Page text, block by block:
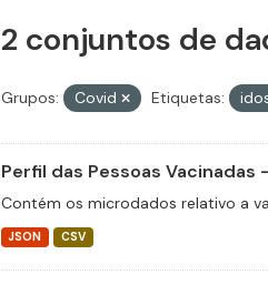
2 conjuntos de
Grupos: Covid Etiquetas:
Perfil das Pessoas Vacinadas
Contém os microdados relativo a
JSON CSV